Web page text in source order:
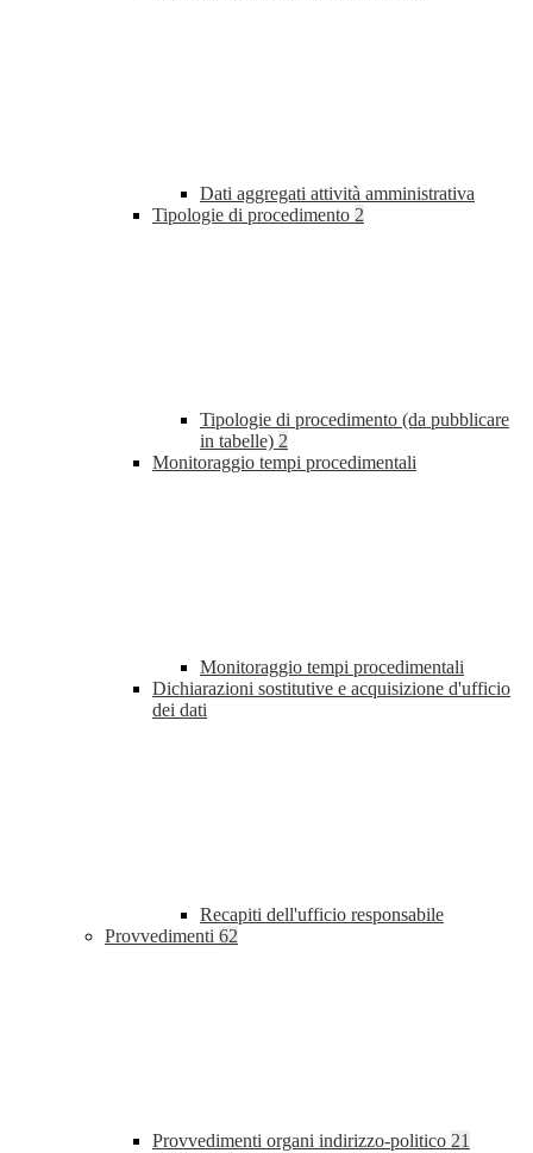
Dati aggregati attività amministrativa
Tipologie di procedimento 2
Tipologie di procedimento (da pubblicare
in tabelle) 2
Monitoraggio tempi procedimentali
Monitoraggio tempi procedimentali
Dichiarazioni sostitutive e acquisizione d'ufficio
dei dati
Recapiti dell'ufficio responsabile
Provvedimenti 62
Provvedimenti organi indirizzo-politico 21